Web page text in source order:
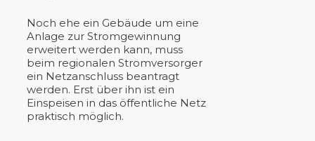
Noch ehe ein Gebäude um eine
Anlage zur Stromgewinnung
erweitert werden kann, muss
beim regionalen Stromversorger
ein Netzanschluss beantragt
werden. Erst über ihn ist ein
Einspeisen in das öffentliche Netz
praktisch möglich.